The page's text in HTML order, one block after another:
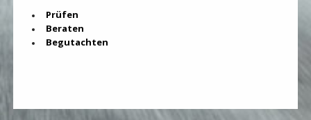
Prüfen
Beraten
Begutachten